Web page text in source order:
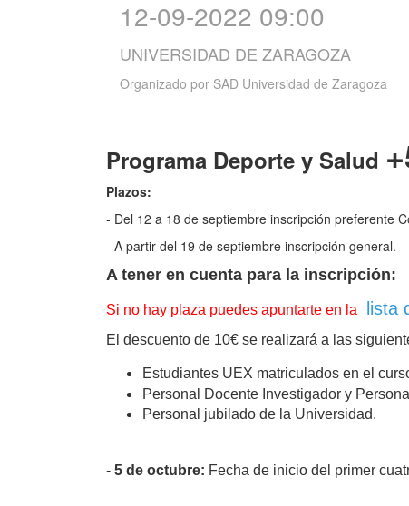
12-09-2022 09:00
UNIVERSIDAD DE ZARAGOZA
Organizado por SAD Universidad de Zaragoza
Programa Deporte y Salud
Plazos:
- Del 12 a 18 de septiembre inscripción preferente
- A partir del 19 de septiembre inscripción general.
A tener en cuenta para la inscripción:
Si no hay plaza puedes apuntarte en la lista
El descuento de 10€ se realizará a las
Estudiantes UEX matriculados en el
Personal Docente Investigador y
Personal jubilado de la Universidad.
- 5 de octubre: Fecha de inicio del primer